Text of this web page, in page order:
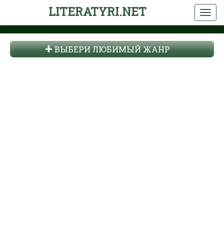
LITERATYRI.NET
ВЫБЕРИ ЛЮБИМЫЙ ЖАНР